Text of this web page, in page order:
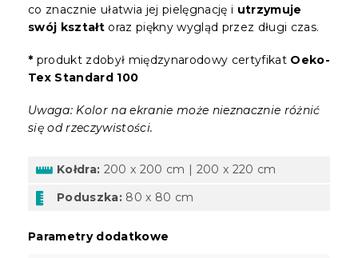
co znacznie ułatwia jej pielęgnację i utrzymuje
swój kształt oraz piękny wygląd przez długi czas.
* produkt zdobył międzynarodowy certyfikat Oeko-
Tex Standard 100
Uwaga: Kolor na ekranie może nieznacznie różnić
się od rzeczywistości.
Kołdra: 200 x 200 cm | 200 x 220 cm
Poduszka: 80 x 80 cm
Parametry dodatkowe